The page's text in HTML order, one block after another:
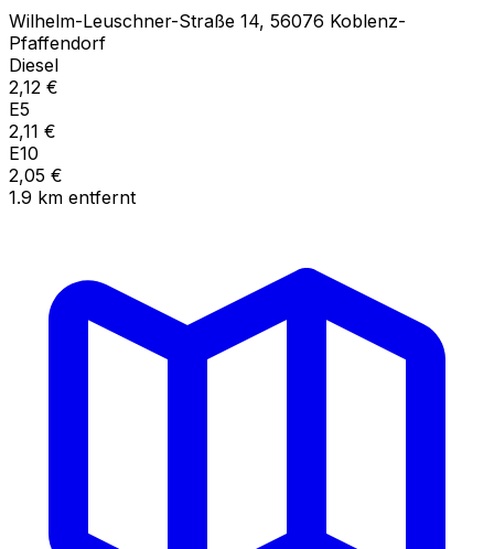
Wilhelm-Leuschner-Straße 14, 56076 Koblenz-
Pfaffendorf
Diesel
2,12 €
E5
2,11 €
E10
2,05 €
1.9 km entfernt